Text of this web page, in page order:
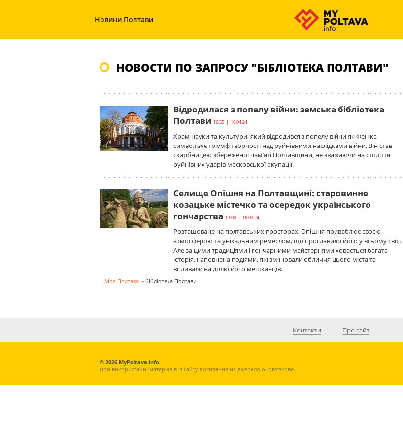
Новини Полтави
НОВОСТИ ПО ЗАПРОСУ "БІБЛІОТЕКА ПОЛТАВИ"
Відродилася з попелу війни: земська бібліотека
Полтави 16:55 | 10.04.24
Храм науки та культури, який відродився з попелу війни як Фенікс,
символізує тріумф творчості над руйнівними наслідками війни. Він став
скарбницею збереженої пам’яті Полтавщини, не зважаючи на століття
руйнівних ударів московської окупації.
Селище Опішня на Полтавщині: старовинне
козацьке містечко та осередок українського
гончарства 13:00 | 16.03.24
Розташоване на полтавських просторах, Опішня приваблює своєю
атмосферою та унікальним ремеслом, що прославило його у всьому світі.
Але за цими традиціями і гончарними майстернями ховається багата
історія, наповнена подіями, які змінювали обличчя цього міста та
впливали на долю його мешканців.
Моя Полтава » бібліотека Полтави
Контакти Про сайт
© 2026 MyPoltava.info
При використанні матеріалів із сайту посилання на джерело обов'язкове.